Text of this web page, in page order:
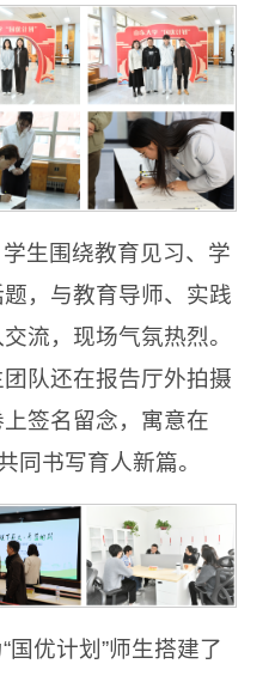
生围绕教育见习、学
，与教育导师、实践
流，现场气氛热烈。
队还在报告厅外拍摄
签名留念，寓意在
同书写育人新篇。
国优计划”师生搭建了